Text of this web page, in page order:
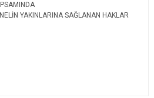
YAKINLARINA SAĞLANAN HAKLAR